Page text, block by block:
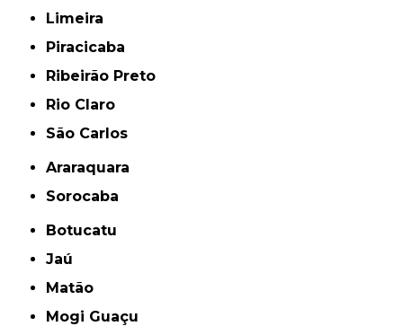
Limeira
Piracicaba
Ribeirão Preto
Rio Claro
São Carlos
Araraquara
Sorocaba
Botucatu
Jaú
Matão
Mogi Guaçu